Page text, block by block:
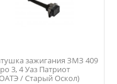
зажигания ЗМЗ 409
3, 4 Уаз Патриот
/ Старый Оскол)